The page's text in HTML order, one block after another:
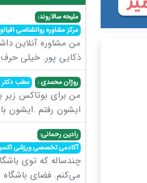
ملیحه سالاروند:
مرکز مشاوره روانشناسی
من مشاوره آنلاین
ذکایی پور. خیلی حرف
روژان محمدی : مطب دکتر
من برای بوتاکس
ایشون رفتم .ایشون با
رادین رحمانی:
آکادمی تخصصی ورزشی
چندساله که توی
می‌کنم. فضای